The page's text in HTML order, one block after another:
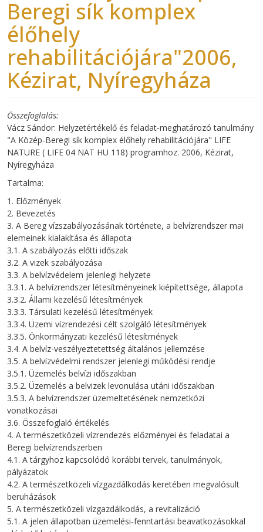
Beregi sík komplex
élőhely
rehabilitációjára"2006,
Kézirat, Nyíregyháza
Összefoglalás
Vácz Sándor: Helyzetértékelő és feladat-meghatározó tanulmány
"A Közép-Beregi sík komplex élőhely rehabilitációjára" LIFE
NATURE ( LIFE 04 NAT HU 118) programhoz. 2006, Kézirat,
Nyíregyháza
Tartalma:
1. Előzmények
2. Bevezetés
3. A Bereg vízszabályozásának története, a belvízrendszer mai
elemeinek kialakítása és állapota
3.1. A szabályozás előtti időszak
3.2. A vizek szabályozása
3.3. A belvízvédelem jelenlegi helyzete
3.3.1. A belvízrendszer létesítményeinek kiépítettsége, állapota
3.3.2. Állami kezelésű létesítmények
3.3.3. Társulati kezelésű létesítmények
3.3.4. Üzemi vízrendezési célt szolgáló létesítmények
3.3.5. Önkormányzati kezelésű létesítmények
3.4. A belvíz-veszélyeztetettség általános jellemzése
3.5. A belvízvédelmi rendszer jelenlegi működési rendje
3.5.1. Üzemelés belvízi időszakban
3.5.2. Üzemelés a belvizek levonulása utáni időszakban
3.5.3. A belvízrendszer üzemeltetésének nemzetközi
vonatkozásai
3.6. Összefoglaló értékelés
4. A természetközeli vízrendezés előzményei és feladatai a
Beregi belvízrendszerben
4.1. A tárgyhoz kapcsolódó korábbi tervek, tanulmányok,
pályázatok
4.2. A természetközeli vízgazdálkodás keretében megvalósult
beruházások
5. A természetközeli vízgazdálkodás, a revitalizáció
5.1. A jelen állapotban üzemelési-fenntartási beavatkozásokkal